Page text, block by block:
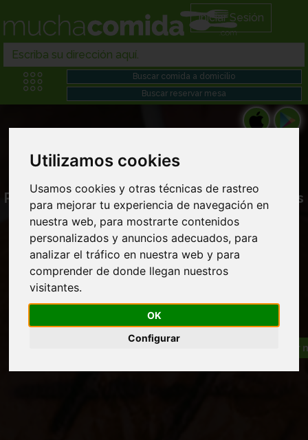
Utilizamos cookies
Usamos cookies y otras técnicas de rastreo
para mejorar tu experiencia de navegación en
nuestra web, para mostrarte contenidos
personalizados y anuncios adecuados, para
analizar el tráfico en nuestra web y para
comprender de donde llegan nuestros
visitantes.
OK
Configurar
Iniciar Sesión
Restaurantes en Sant fost de campsentelles